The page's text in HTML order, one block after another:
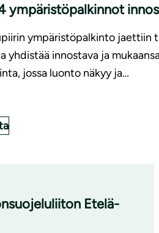
ym­pä­ris­tö­pal­kin­not
ympäristöpalkinto jaettiin
yhdistää innostava ja
jossa luonto näkyy ja…
Etelä-